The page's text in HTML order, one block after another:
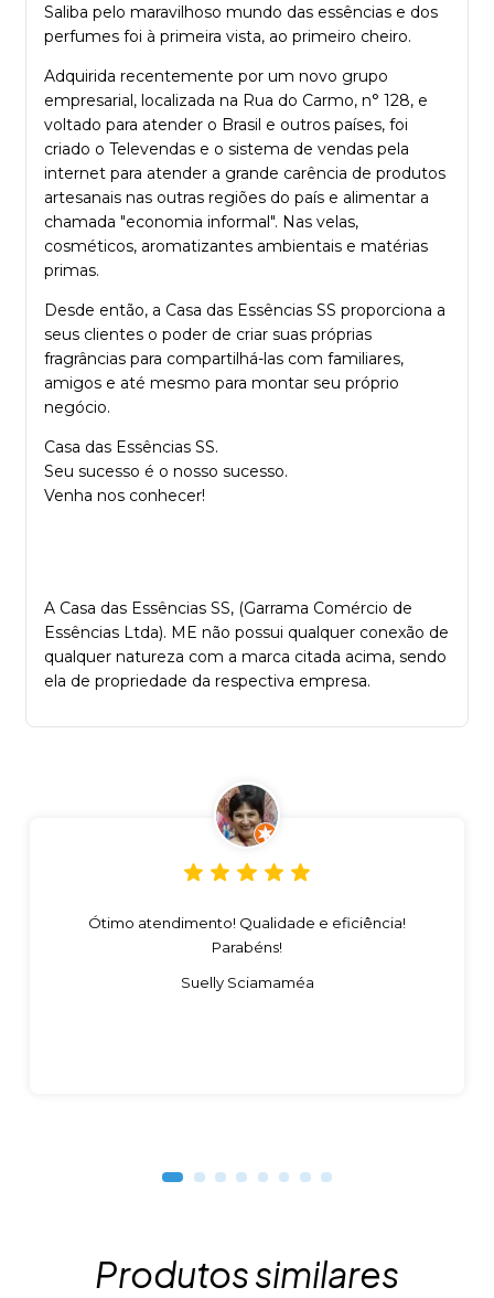
Saliba pelo maravilhoso mundo das essências e dos
perfumes foi à primeira vista, ao primeiro cheiro.
Adquirida recentemente por um novo grupo
empresarial, localizada na Rua do Carmo, n° 128, e
voltado para atender o Brasil e outros países, foi
criado o Televendas e o sistema de vendas pela
internet para atender a grande carência de produtos
artesanais nas outras regiões do país e alimentar a
chamada "economia informal". Nas velas,
cosméticos, aromatizantes ambientais e matérias
primas.
Desde então, a Casa das Essências SS proporciona a
seus clientes o poder de criar suas próprias
fragrâncias para compartilhá-las com familiares,
amigos e até mesmo para montar seu próprio
negócio.
Casa das Essências SS.
Seu sucesso é o nosso sucesso.
Venha nos conhecer!
A Casa das Essências SS, (Garrama Comércio de
Essências Ltda). ME não possui qualquer conexão de
qualquer natureza com a marca citada acima, sendo
ela de propriedade da respectiva empresa.
Ótimo atendimento! Qualidade e eficiência!
Parabéns!
Suelly Sciamaméa
Produtos similares